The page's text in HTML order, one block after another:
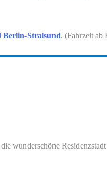
Berlin-Stralsund. (Fahrzeit ab
wunderschöne